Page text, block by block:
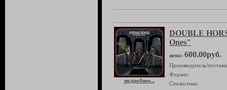
подробнее...
DOUBLE
Ones"
цена: 600.00руб.
Производитель/
Формат:
Стилистика: